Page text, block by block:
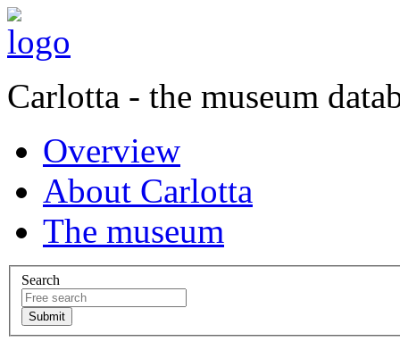
Carlotta - the museum
Overview
About Carlotta
The museum
Search